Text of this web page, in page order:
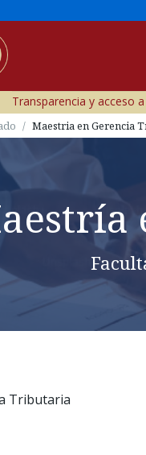
Transparencia y acceso
Maestria en Gerencia
Tributaria